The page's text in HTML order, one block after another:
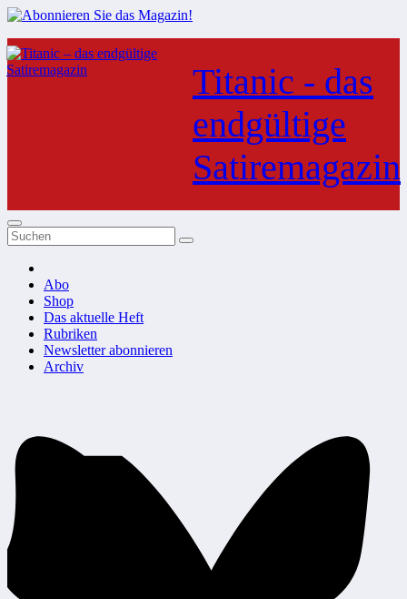
Zum
Inhalt
springen
Titanic - das
endgültige
Satiremagazin
Abo
Shop
Das aktuelle Heft
Rubriken
Newsletter abonnieren
Archiv